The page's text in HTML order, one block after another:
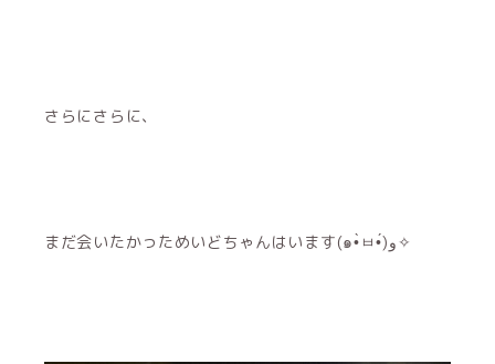
さらにさらに、
まだ会いたかっためいどちゃんはいます(๑•̀ㅂ•́)و✧︎